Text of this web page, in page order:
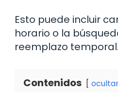
Esto puede incluir
horario o la
reemplazo temporal.
Contenidos